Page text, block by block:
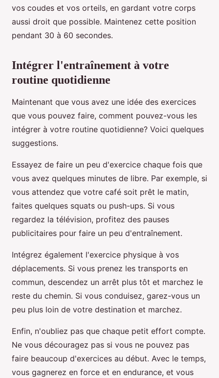
vos coudes et vos orteils, en gardant votre corps
aussi droit que possible. Maintenez cette position
pendant 30 à 60 secondes.
Intégrer l'entraînement à votre
routine quotidienne
Maintenant que vous avez une idée des exercices
que vous pouvez faire, comment pouvez-vous les
intégrer à votre routine quotidienne? Voici quelques
suggestions.
Essayez de faire un peu d'exercice chaque fois que
vous avez quelques minutes de libre. Par exemple, si
vous attendez que votre café soit prêt le matin,
faites quelques squats ou push-ups. Si vous
regardez la télévision, profitez des pauses
publicitaires pour faire un peu d'entraînement.
Intégrez également l'exercice physique à vos
déplacements. Si vous prenez les transports en
commun, descendez un arrêt plus tôt et marchez le
reste du chemin. Si vous conduisez, garez-vous un
peu plus loin de votre destination et marchez.
Enfin, n'oubliez pas que chaque petit effort compte.
Ne vous découragez pas si vous ne pouvez pas
faire beaucoup d'exercices au début. Avec le temps,
vous gagnerez en force et en endurance, et vous